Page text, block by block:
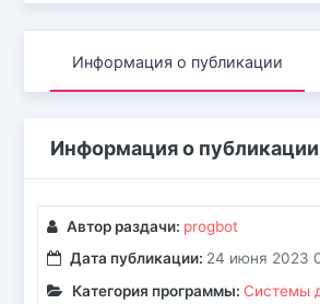
Информация о публикации
Информация о
Автор раздачи: progbot
Дата публикации: 24 июня 2023
Категория программы: Системы